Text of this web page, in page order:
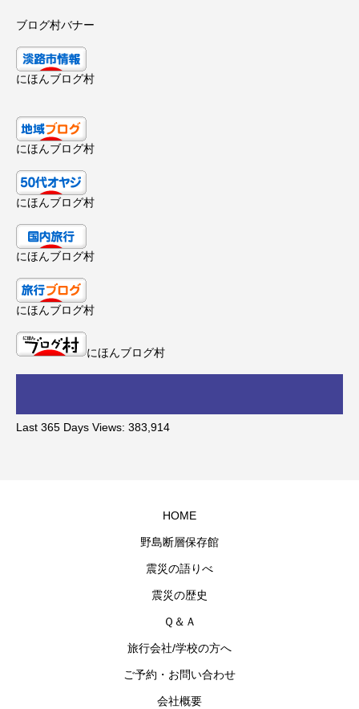
ブログ村バナー
にほんブログ村
にほんブログ村
にほんブログ村
にほんブログ村
にほんブログ村
にほんブログ村
Last 365 Days Views: 383,914
HOME
野島断層保存館
震災の語りべ
震災の歴史
Ｑ＆Ａ
旅行会社/学校の方へ
ご予約・お問い合わせ
会社概要